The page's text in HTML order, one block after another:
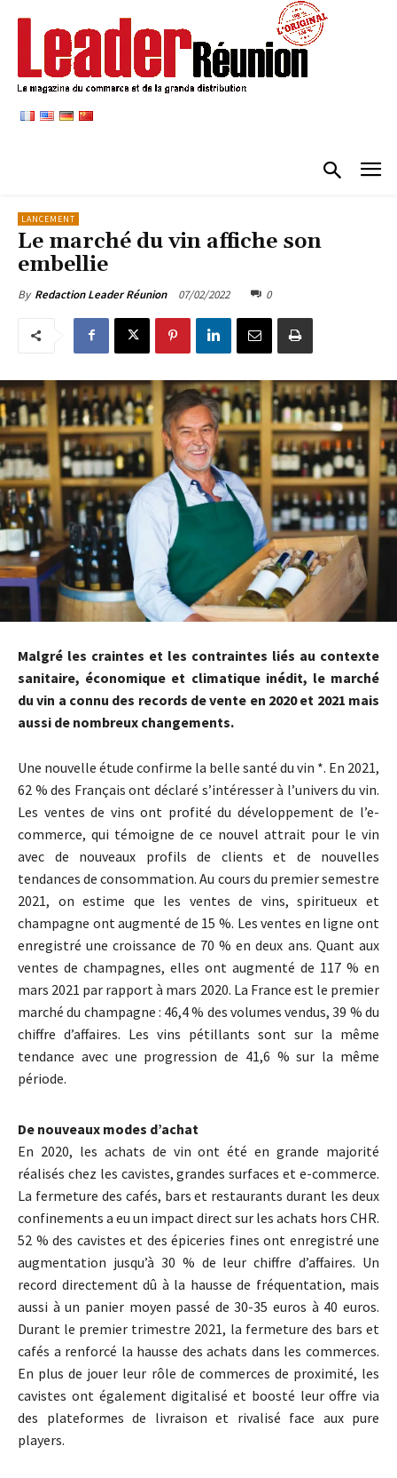
LANCEMENT
Le marché du vin affiche son
embellie
By Redaction Leader Réunion 07/02/2022 0
Malgré les craintes et les contraintes liés au contexte
sanitaire, économique et climatique inédit, le marché
du vin a connu des records de vente en 2020 et 2021 mais
aussi de nombreux changements.
Une nouvelle étude confirme la belle santé du vin *. En 2021,
62 % des Français ont déclaré s’intéresser à l’univers du vin.
Les ventes de vins ont profité du développement de l’e-
commerce, qui témoigne de ce nouvel attrait pour le vin
avec de nouveaux profils de clients et de nouvelles
tendances de consommation. Au cours du premier semestre
2021, on estime que les ventes de vins, spiritueux et
champagne ont augmenté de 15 %. Les ventes en ligne ont
enregistré une croissance de 70 % en deux ans. Quant aux
ventes de champagnes, elles ont augmenté de 117 % en
mars 2021 par rapport à mars 2020. La France est le premier
marché du champagne : 46,4 % des volumes vendus, 39 % du
chiffre d’affaires. Les vins pétillants sont sur la même
tendance avec une progression de 41,6 % sur la même
période.
De nouveaux modes d’achat
En 2020, les achats de vin ont été en grande majorité
réalisés chez les cavistes, grandes surfaces et e-commerce.
La fermeture des cafés, bars et restaurants durant les deux
confinements a eu un impact direct sur les achats hors CHR.
52 % des cavistes et des épiceries fines ont enregistré une
augmentation jusqu’à 30 % de leur chiffre d’affaires. Un
record directement dû à la hausse de fréquentation, mais
aussi à un panier moyen passé de 30-35 euros à 40 euros.
Durant le premier trimestre 2021, la fermeture des bars et
cafés a renforcé la hausse des achats dans les commerces.
En plus de jouer leur rôle de commerces de proximité, les
cavistes ont également digitalisé et boosté leur offre via
des plateformes de livraison et rivalisé face aux pure
players.